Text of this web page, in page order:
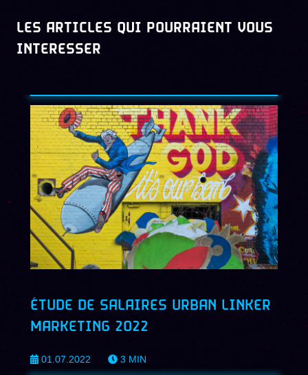
LES ARTICLES QUI POURRAIENT VOUS
INTERESSER
ÉTUDE DE SALAIRES URBAN LINKER
MARKETING 2022
01.07.2022 3 MIN